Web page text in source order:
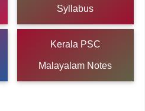
Syllabus
Kerala PSC
Malayalam Notes